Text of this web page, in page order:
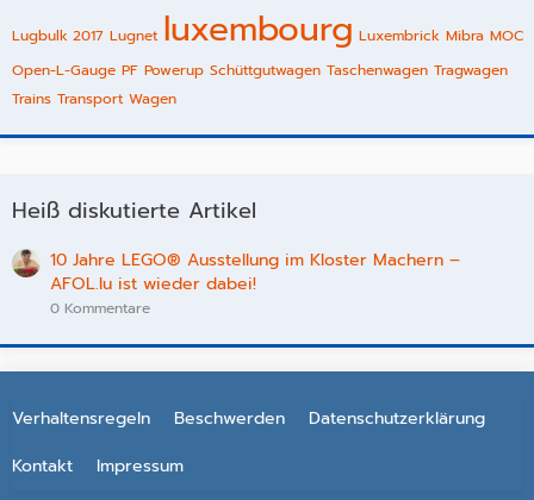
Lugbulk 2017 Lugnet luxembourg Luxembrick Mibra MOC
Open-L-Gauge PF Powerup Schüttgutwagen Taschenwagen Tragwagen
Trains Transport Wagen
Heiß diskutierte Artikel
10 Jahre LEGO® Ausstellung im Kloster Machern –
AFOL.lu ist wieder dabei!
0 Kommentare
Verhaltensregeln Beschwerden
Datenschutzerklärung
Kontakt
Impressum